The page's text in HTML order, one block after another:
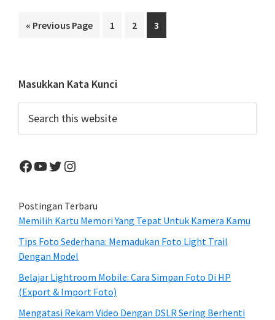
Image
Stabilization
« Go
Previous Page Page
1 Page
2 Page
3
Primary
Sidebar
Masukkan Kata Kunci
this
website
Facebook
YouTube
Twitter
Instagram
Postingan Terbaru
Memilih Kartu Memori Yang Tepat Untuk Kamera Kamu
Tips Foto Sederhana: Memadukan Foto Light Trail
Dengan Model
Belajar Lightroom Mobile: Cara Simpan Foto Di HP
(Export & Import Foto)
Mengatasi Rekam Video Dengan DSLR Sering Berhenti